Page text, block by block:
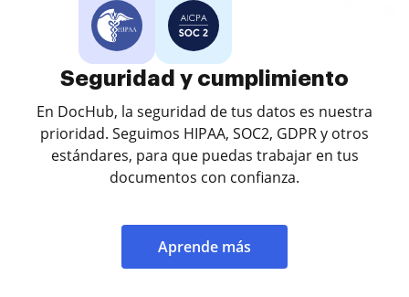
Seguridad y cumplimiento
En DocHub, la seguridad de tus datos es nuestra
prioridad. Seguimos HIPAA, SOC2, GDPR y otros
estándares, para que puedas trabajar en tus
documentos con confianza.
Aprende más